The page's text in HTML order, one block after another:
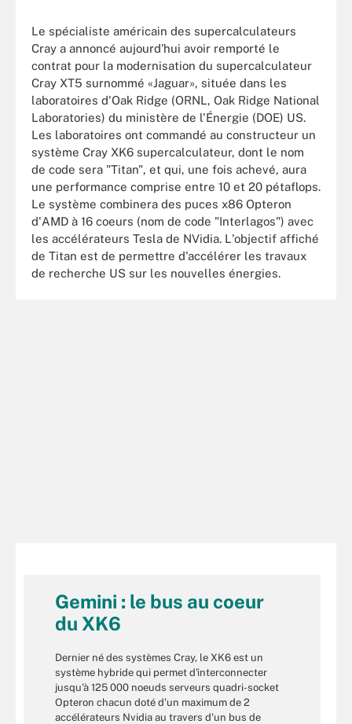
Le spécialiste américain des supercalculateurs
Cray a annoncé aujourd'hui avoir remporté le
contrat pour la modernisation du supercalculateur
Cray XT5 surnommé «Jaguar», située dans les
laboratoires d'Oak Ridge (ORNL, Oak Ridge National
Laboratories) du ministère de l'Énergie (DOE) US.
Les laboratoires ont commandé au constructeur un
système Cray XK6 supercalculateur, dont le nom
de code sera "Titan", et qui, une fois achevé, aura
une performance comprise entre 10 et 20 pétaflops.
Le système combinera des puces x86 Opteron
d'AMD à 16 coeurs (nom de code "Interlagos") avec
les accélérateurs Tesla de NVidia. L'objectif affiché
de Titan est de permettre d'accélérer les travaux
de recherche US sur les nouvelles énergies.
Gemini : le bus au coeur
du XK6
Dernier né des systèmes Cray, le XK6 est un
système hybride qui permet d'interconnecter
jusqu'à 125 000 noeuds serveurs quadri-socket
Opteron chacun doté d'un maximum de 2
accélérateurs Nvidia au travers d'un bus de